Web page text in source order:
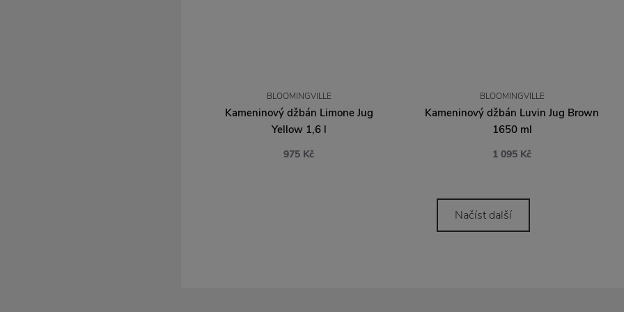
BLOOMINGVILLE
Kameninový džbán Limone Jug
Yellow 1,6 l
975 Kč
BLOOMINGVILLE
Kameninový džbán Luvin Jug Brown
1650 ml
1 095 Kč
Načíst další